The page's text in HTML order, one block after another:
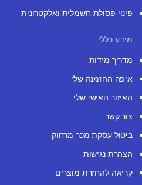
פינוי פסולת חשמלית ואלקטרונית
מידע כללי
מדריך מידות
איפה ההזמנה שלי
האיזור האישי שלי
צור קשר
ביטול עסקת מכר מרחוק
הצהרת נגישות
קריאה להחזרת מוצרים